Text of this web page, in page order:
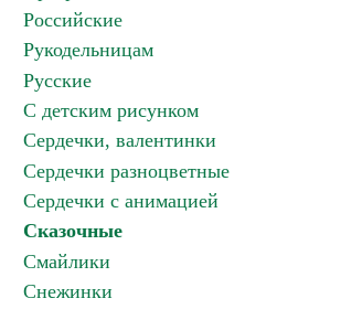
Российские
Рукодельницам
Русские
С детским рисунком
Сердечки, валентинки
Сердечки разноцветные
Сердечки с анимацией
Сказочные
Смайлики
Снежинки